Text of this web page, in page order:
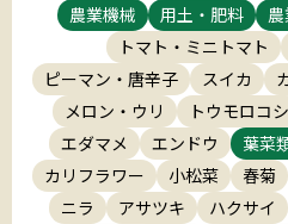
農業機械 用土・肥料
トマト・ミニトマト
ピーマン・唐辛子
スイカ
メロン・ウリ
トウモロコシ
エダマメ
エンドウ 葉菜
カリフラワー
小松菜 春菊
ニラ
アサツキ ハクサイ